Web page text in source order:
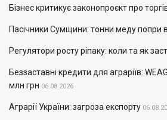
Бізнес критикує законопроєкт про
Пасічники Сумщини: тонни меду попри
Регулятори росту ріпаку: коли та як
Беззаставні кредити для аграріїв:
млн грн 06.08.2026
Аграрії України: загроза експорту